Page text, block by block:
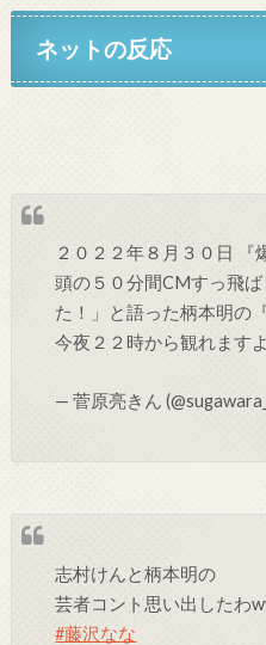
ネットの反応
２０２２年８月３０日 『
頭の５０分間CMすっ飛
た！」と語った柄本明の
今夜２２時から観れます
— 菅原亮きん
志村けんと柄本明の
芸者コント思い出したわ
#藤沢なな